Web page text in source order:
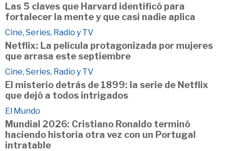
Las 5 claves que Harvard identificó para
fortalecer la mente y que casi nadie aplica
Cine, Series, Radio y TV
Netflix: La película protagonizada por mujeres
que arrasa este septiembre
Cine, Series, Radio y TV
El misterio detrás de 1899: la serie de Netflix
que dejó a todos intrigados
El Mundo
Mundial 2026: Cristiano Ronaldo terminó
haciendo historia otra vez con un Portugal
intratable